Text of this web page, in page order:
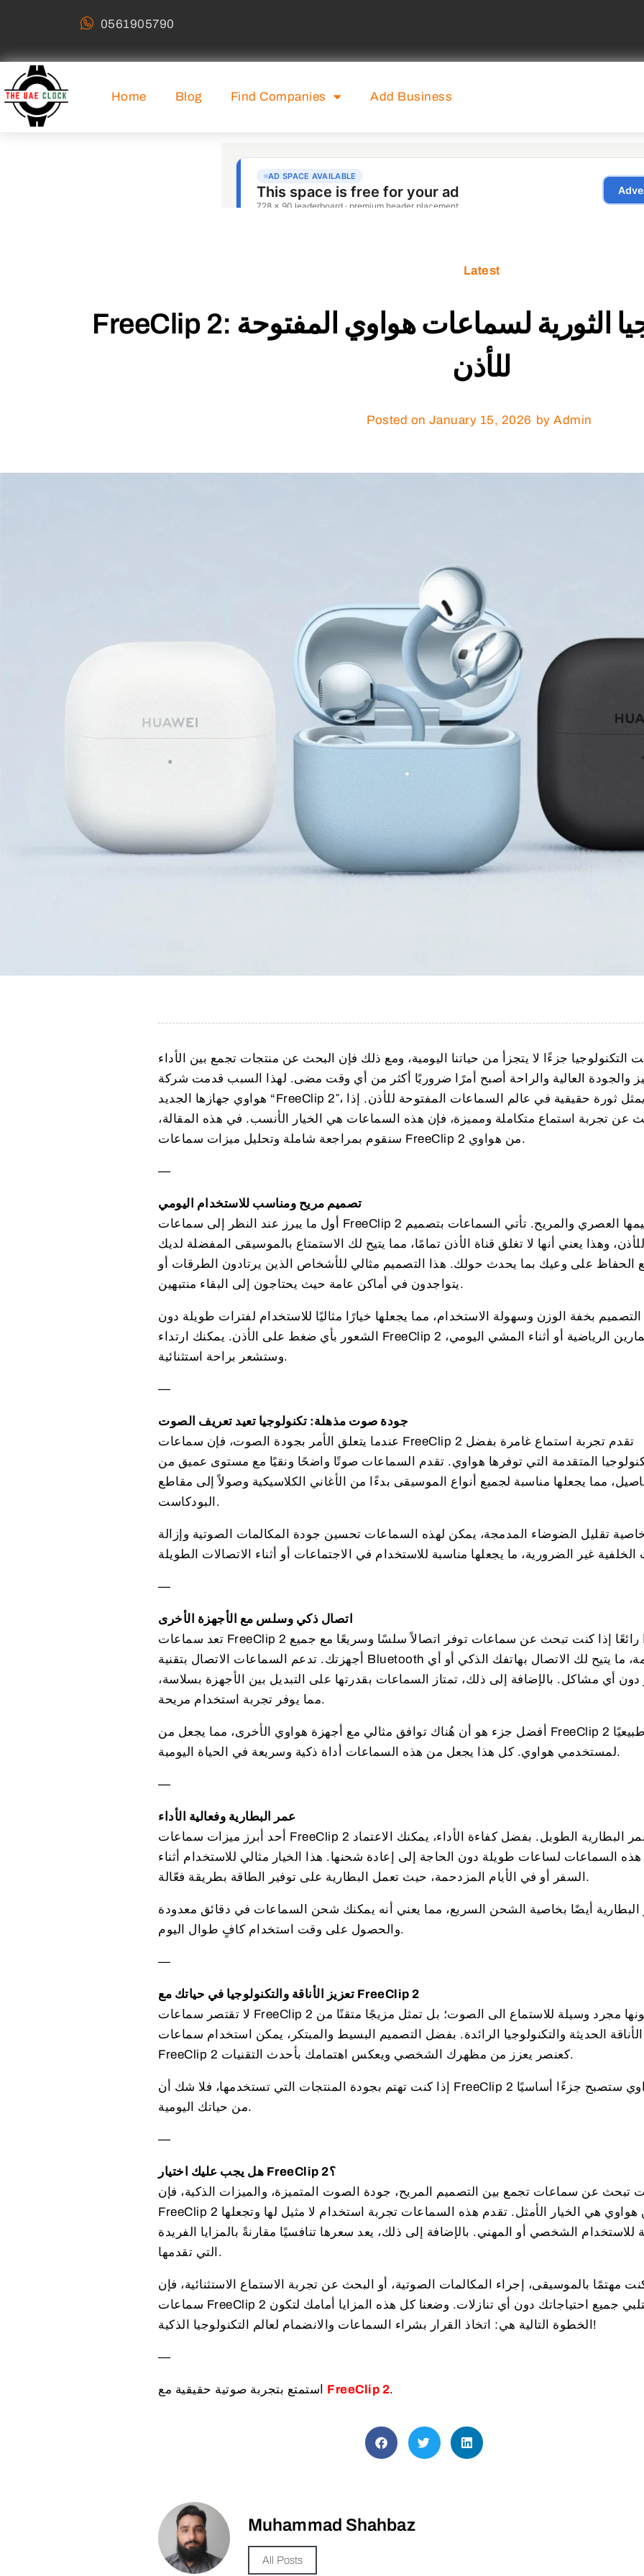
0561905790
Home Blog Find Companies Add Business
Latest
FreeClip 2: الكشف عن التكنولوجيا الثورية لسماعات هواوي المفتوحة
للأذن
Posted on January 15, 2026 by Admin
التكنولوجيا جزءًا لا يتجزأ من حياتنا اليومية، ومع ذلك فإن البحث عن منتجات تجمع بين الأداء
والجودة العالية والراحة أصبح أمرًا ضروريًا أكثر من أي وقت مضى. لهذا السبب قدمت شركة
هواوي جهازها الجديد “FreeClip 2″، الذي يمثل ثورة حقيقية في عالم السماعات المفتوحة للأذن. إذا
عن تجربة استماع متكاملة ومميزة، فإن هذه السماعات هي الخيار الأنسب. في هذه المقالة،
سنقوم بمراجعة شاملة وتحليل ميزات سماعات FreeClip 2 من هواوي.
—
أول ما يبرز عند النظر إلى سماعات FreeClip 2 هو تصميمها العصري والمريح. تأتي السماعات بتصميم
وهذا يعني أنها لا تغلق قناة الأذن تمامًا، مما يتيح لك الاستمتاع بالموسيقى المفضلة لديك
الحفاظ على وعيك بما يحدث حولك. هذا التصميم مثالي للأشخاص الذين يرتادون الطرقات أو
يتواجدون في أماكن عامة حيث يحتاجون إلى البقاء منتبهين.
التصميم بخفة الوزن وسهولة الاستخدام، مما يجعلها خيارًا مثاليًا للاستخدام لفترات طويلة دون
الشعور بأي ضغط على الأذن. يمكنك ارتداء FreeClip 2 خلال التمارين الرياضية أو أثناء المشي اليومي،
وستشعر براحة استثنائية.
—
عندما يتعلق الأمر بجودة الصوت، فإن سماعات FreeClip 2 تقدم تجربة استماع غامرة بفضل
المتقدمة التي توفرها هواوي. تقدم السماعات صوتًا واضحًا ونقيًا مع مستوى عميق من
مما يجعلها مناسبة لجميع أنواع الموسيقى بدءًا من الأغاني الكلاسيكية وصولاً إلى مقاطع
البودكاست.
تقليل الضوضاء المدمجة، يمكن لهذه السماعات تحسين جودة المكالمات الصوتية وإزالة
—
اتصال ذكي وسلس مع الأجهزة الأخرى
تعد سماعات FreeClip 2 اختيارًا رائعًا إذا كنت تبحث عن سماعات توفر اتصالاً سلسًا وسريعًا مع جميع
أجهزتك. تدعم السماعات الاتصال بتقنية Bluetooth المتقدمة، ما يتيح لك الاتصال بهاتفك الذكي أو أي
دون أي مشاكل. بالإضافة إلى ذلك، تمتاز السماعات بقدرتها على التبديل بين الأجهزة بسلاسة،
مما يوفر تجربة استخدام مريحة.
أفضل جزء هو أن هُناك توافق مثالي مع أجهزة هواوي الأخرى، مما يجعل من FreeClip 2 خيارًا طبيعيًا
لمستخدمي هواوي. كل هذا يجعل من هذه السماعات أداة ذكية وسريعة في الحياة اليومية.
—
عمر البطارية وفعالية الأداء
أحد أبرز ميزات سماعات FreeClip 2 هو عمر البطارية الطويل. بفضل كفاءة الأداء، يمكنك الاعتماد
السماعات لساعات طويلة دون الحاجة إلى إعادة شحنها. هذا الخيار مثالي للاستخدام أثناء
السفر أو في الأيام المزدحمة، حيث تعمل البطارية على توفير الطاقة بطريقة فعّالة.
البطارية أيضًا بخاصية الشحن السريع، مما يعني أنه يمكنك شحن السماعات في دقائق معدودة
والحصول على وقت استخدام كافٍ طوال اليوم.
—
تعزيز الأناقة والتكنولوجيا في حياتك مع FreeClip 2
لا تقتصر سماعات FreeClip 2 على كونها مجرد وسيلة للاستماع الى الصوت؛ بل تمثل مزيجًا متقنًا من
الأناقة الحديثة والتكنولوجيا الرائدة. بفضل التصميم البسيط والمبتكر، يمكن استخدام سماعات
FreeClip 2 كعنصر يعزز من مظهرك الشخصي ويعكس اهتمامك بأحدث التقنيات.
إذا كنت تهتم بجودة المنتجات التي تستخدمها، فلا شك أن FreeClip 2 من هواوي ستصبح جزءًا أساسيًا
من حياتك اليومية.
—
تبحث عن سماعات تجمع بين التصميم المريح، جودة الصوت المتميزة، والميزات الذكية، فإن
FreeClip 2 من هواوي هي الخيار الأمثل. تقدم هذه السماعات تجربة استخدام لا مثيل لها وتجعلها
للاستخدام الشخصي أو المهني. بالإضافة إلى ذلك، يعد سعرها تنافسيًا مقارنةً بالمزايا الفريدة
التي تقدمها.
مهتمًا بالموسيقى، إجراء المكالمات الصوتية، أو البحث عن تجربة الاستماع الاستثنائية، فإن
سماعات FreeClip 2 ستلبي جميع احتياجاتك دون أي تنازلات. وضعنا كل هذه المزايا أمامك لتكون
الخطوة التالية هي: اتخاذ القرار بشراء السماعات والانضمام لعالم التكنولوجيا الذكية!
—
FreeClip 2.
Muhammad Shahbaz
All Posts